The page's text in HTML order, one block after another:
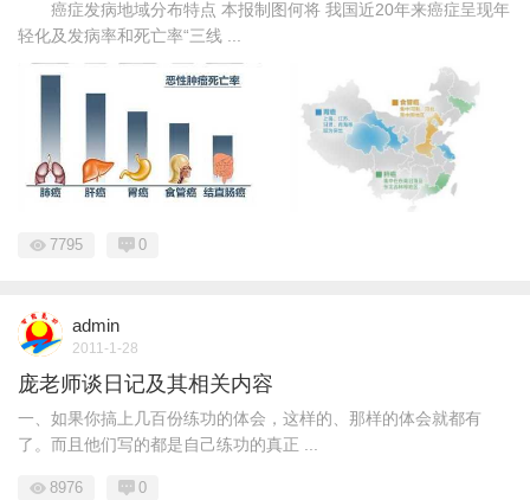
癌症发病地域分布特点 本报制图何将 我国近20年来癌症呈现年
轻化及发病率和死亡率“三线 ...
7795 0
admin
2011-1-28
庞老师谈日记及其相关内容
一、如果你搞上几百份练功的体会，这样的、那样的体会就都有
了。而且他们写的都是自己练功的真正 ...
8976 0